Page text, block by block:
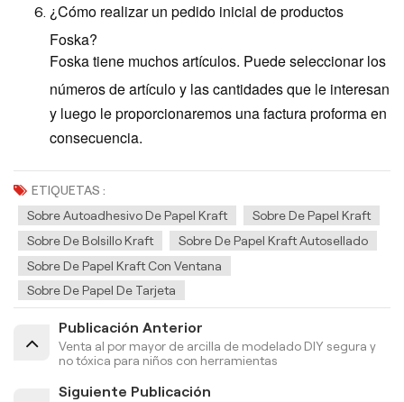
¿Cómo realizar un pedido inicial de productos
Foska?
Foska tiene muchos artículos. Puede seleccionar los
números de artículo y las cantidades que le interesan
y luego le proporcionaremos una factura proforma en
consecuencia.
ETIQUETAS :
Sobre Autoadhesivo De Papel Kraft
Sobre De Papel Kraft
Sobre De Bolsillo Kraft
Sobre De Papel Kraft Autosellado
Sobre De Papel Kraft Con Ventana
Sobre De Papel De Tarjeta
Publicación Anterior
Venta al por mayor de arcilla de modelado DIY segura y
no tóxica para niños con herramientas
Siguiente Publicación